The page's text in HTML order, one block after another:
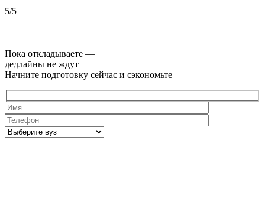
5/5
Пока откладываете —
дедлайны не ждут
Начните подготовку сейчас и сэкономьте